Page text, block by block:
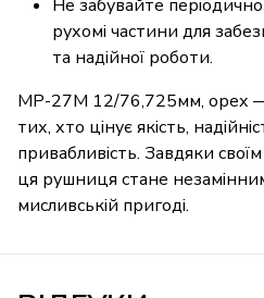
Не забувайте
рухомі частини для
та надійної роботи.
МР-27М 12/76,725мм, орех —
тих, хто цінує якість,
привабливість. Завдяки
ця рушниця стане
мисливській пригоді.